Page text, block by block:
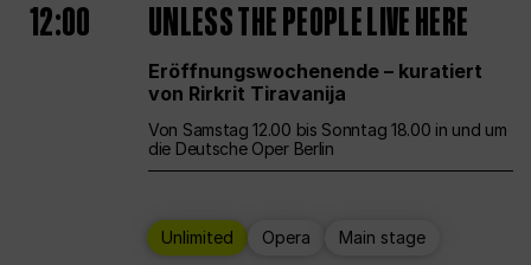
12:00 UNLESS THE PEOPLE LIVE HERE
Eröffnungswochenende – kuratiert
von Rirkrit Tiravanija
Von Samstag 12.00 bis Sonntag 18.00 in und um
die Deutsche Oper Berlin
Unlimited Opera Main stage